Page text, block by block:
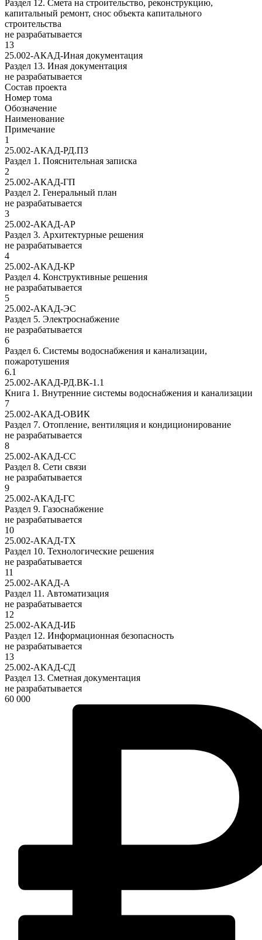
Раздел 12. Смета на строительство, реконструкцию,
капитальный ремонт, снос объекта капитального
строительства
не разрабатывается
13
25.002-АКАД-Иная документация
Раздел 13. Иная документация
не разрабатывается
Состав проекта
Номер тома
Обозначение
Наименование
Примечание
1
25.002-АКАД-РД.ПЗ
Раздел 1. Пояснительная записка
2
25.002-АКАД-ГП
Раздел 2. Генеральный план
не разрабатывается
3
25.002-АКАД-АР
Раздел 3. Архитектурные решения
не разрабатывается
4
25.002-АКАД-КР
Раздел 4. Конструктивные решения
не разрабатывается
5
25.002-АКАД-ЭС
Раздел 5. Электроснабжение
не разрабатывается
6
Раздел 6. Системы водоснабжения и канализации,
пожаротушения
6.1
25.002-АКАД-РД.ВК-1.1
Книга 1. Внутренние системы водоснабжения и канализации
7
25.002-АКАД-ОВИК
Раздел 7. Отопление, вентиляция и кондиционирование
не разрабатывается
8
25.002-АКАД-СС
Раздел 8. Сети связи
не разрабатывается
9
25.002-АКАД-ГС
Раздел 9. Газоснабжение
не разрабатывается
10
25.002-АКАД-ТХ
Раздел 10. Технологические решения
не разрабатывается
11
25.002-АКАД-А
Раздел 11. Автоматизация
не разрабатывается
12
25.002-АКАД-ИБ
Раздел 12. Информационная безопасность
не разрабатывается
13
25.002-АКАД-СД
Раздел 13. Сметная документация
не разрабатывается
60 000